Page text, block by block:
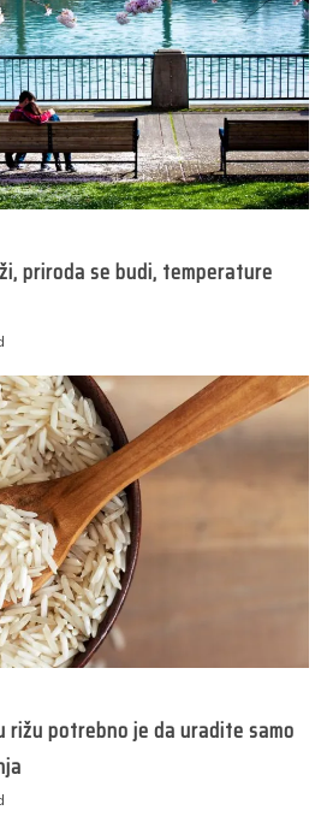
priroda se budi, temperature
rižu potrebno je da uradite samo